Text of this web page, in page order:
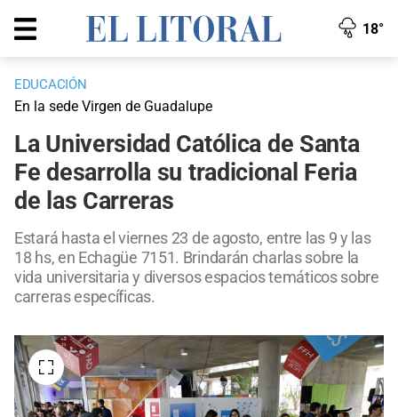
18°
EDUCACIÓN
En la sede Virgen de Guadalupe
La Universidad Católica de Santa
Fe desarrolla su tradicional Feria
de las Carreras
Estará hasta el viernes 23 de agosto, entre las 9 y las
18 hs, en Echagüe 7151. Brindarán charlas sobre la
vida universitaria y diversos espacios temáticos sobre
carreras específicas.